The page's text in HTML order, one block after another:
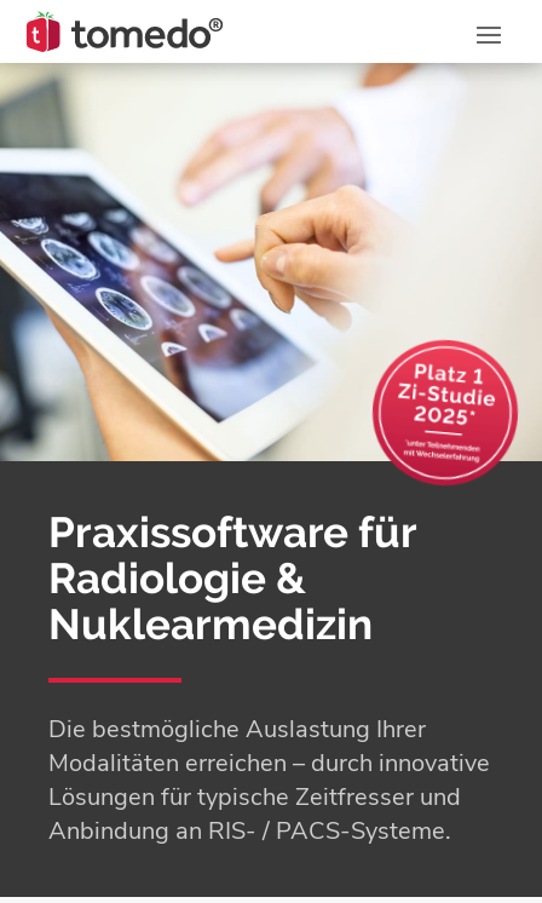
Praxis­software für
Radiologie &
Nuklearmedizin
Die bestmögliche Auslastung Ihrer
Modalitäten erreichen – durch innovative
Lösungen für typische Zeitfresser und
Anbindung an RIS- / PACS-Systeme.